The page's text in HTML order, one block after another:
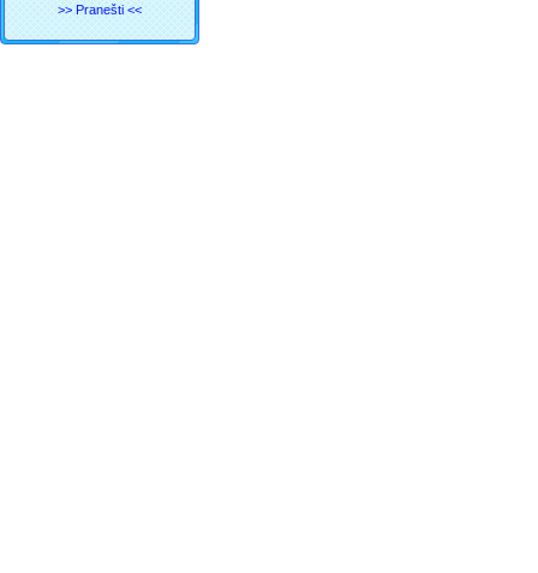
>> Pranešti <<